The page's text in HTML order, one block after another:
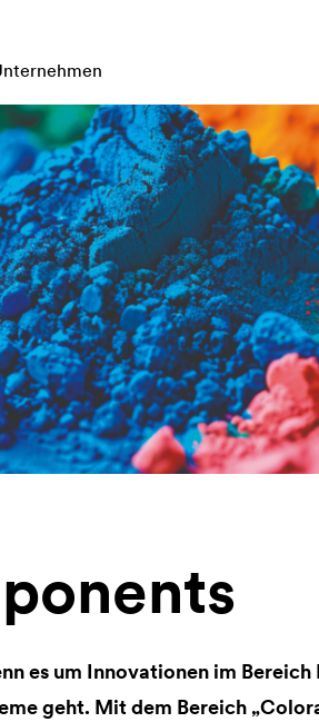
es um Innovationen im
geht. Mit dem Bereich